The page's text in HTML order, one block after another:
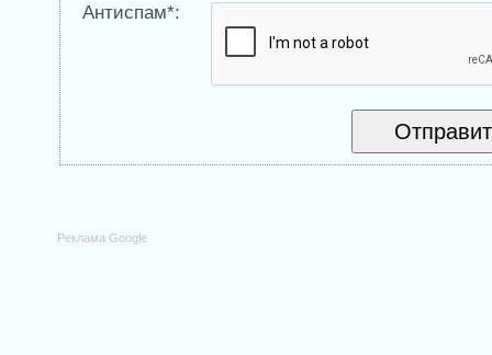
Антиспам*:
Реклама Google